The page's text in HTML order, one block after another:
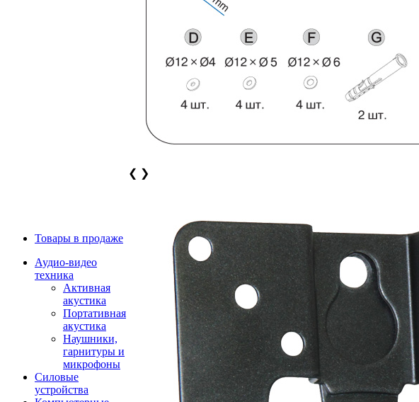
Товары в продаже
Аудио-видео
техника
Активная
акустика
Портативная
акустика
Наушники,
гарнитуры и
микрофоны
Силовые
устройства
❮ ❯